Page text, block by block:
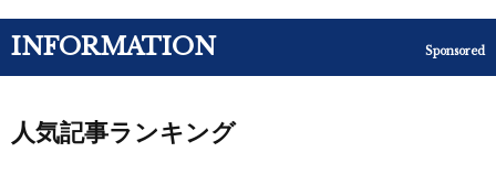
INFORMATION Sponsored
人気記事ランキング